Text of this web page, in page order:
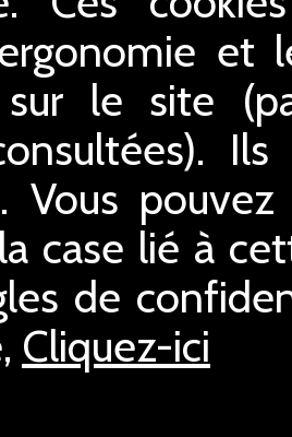
sur le site
Vous
case lié à
de
Cliquez-ici